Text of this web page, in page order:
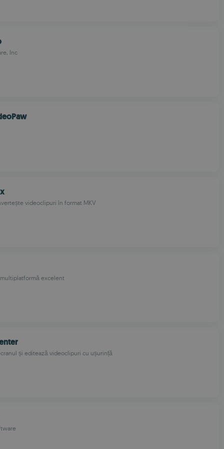
Inc
videoclipuri în format MKV
excelent
și editează videoclipuri cu ușurință